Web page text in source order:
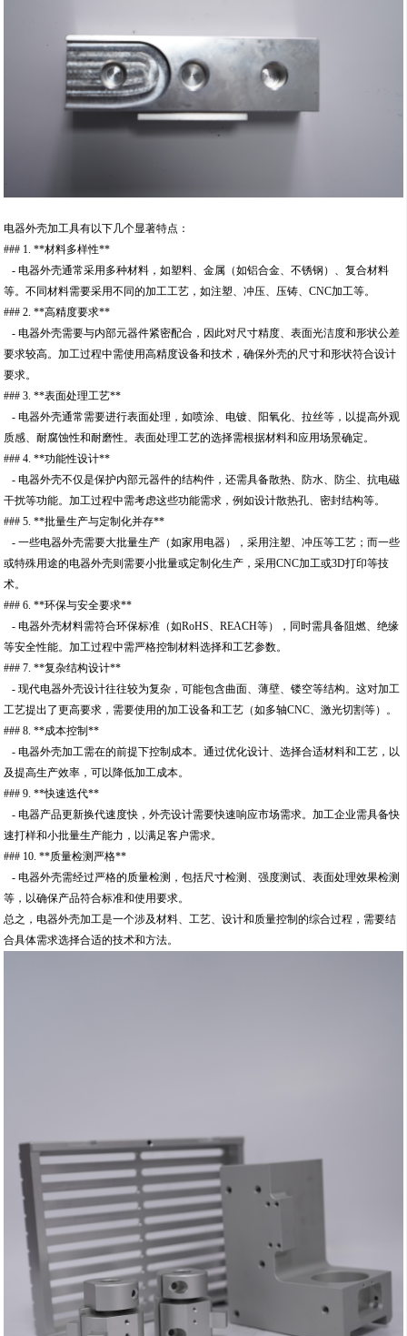
电器外壳加工具有以下几个显著特点：
### 1. **材料多样性**
- 电器外壳通常采用多种材料，如塑料、金属（如铝合金、不锈钢）、复合材料
等。不同材料需要采用不同的加工工艺，如注塑、冲压、压铸、CNC加工等。
### 2. **高精度要求**
- 电器外壳需要与内部元器件紧密配合，因此对尺寸精度、表面光洁度和形状公差
要求较高。加工过程中需使用高精度设备和技术，确保外壳的尺寸和形状符合设计
要求。
### 3. **表面处理工艺**
- 电器外壳通常需要进行表面处理，如喷涂、电镀、阳氧化、拉丝等，以提高外观
质感、耐腐蚀性和耐磨性。表面处理工艺的选择需根据材料和应用场景确定。
### 4. **功能性设计**
- 电器外壳不仅是保护内部元器件的结构件，还需具备散热、防水、防尘、抗电磁
干扰等功能。加工过程中需考虑这些功能需求，例如设计散热孔、密封结构等。
### 5. **批量生产与定制化并存**
- 一些电器外壳需要大批量生产（如家用电器），采用注塑、冲压等工艺；而一些
或特殊用途的电器外壳则需要小批量或定制化生产，采用CNC加工或3D打印等技
术。
### 6. **环保与安全要求**
- 电器外壳材料需符合环保标准（如RoHS、REACH等），同时需具备阻燃、绝缘
等安全性能。加工过程中需严格控制材料选择和工艺参数。
### 7. **复杂结构设计**
- 现代电器外壳设计往往较为复杂，可能包含曲面、薄壁、镂空等结构。这对加工
工艺提出了更高要求，需要使用的加工设备和工艺（如多轴CNC、激光切割等）。
### 8. **成本控制**
- 电器外壳加工需在的前提下控制成本。通过优化设计、选择合适材料和工艺，以
及提高生产效率，可以降低加工成本。
### 9. **快速迭代**
- 电器产品更新换代速度快，外壳设计需要快速响应市场需求。加工企业需具备快
速打样和小批量生产能力，以满足客户需求。
### 10. **质量检测严格**
- 电器外壳需经过严格的质量检测，包括尺寸检测、强度测试、表面处理效果检测
等，以确保产品符合标准和使用要求。
总之，电器外壳加工是一个涉及材料、工艺、设计和质量控制的综合过程，需要结
合具体需求选择合适的技术和方法。